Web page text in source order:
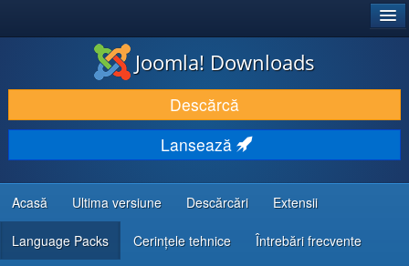
DESCARCĂ & ȘI EXTINDE
DESCOPERĂ & ÎNVAȚĂ
COMUNITATE & SUPORT
RESURSE DEZVOLTATORI
Joomla! Downloads
Descărcă
Lansează
Acasă Ultima versiune Descărcări Extensii
Language Packs Cerințele tehnice Întrebări frecvente